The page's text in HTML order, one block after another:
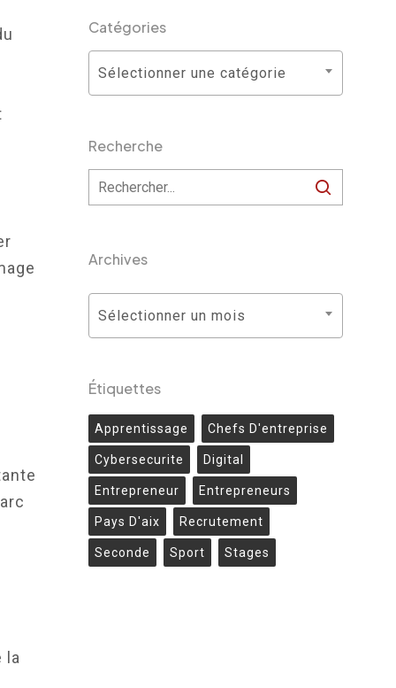
la
Catégories
Catégories
Sélectionner une catégorie
Recherche
Archives
Sélectionner un mois
Étiquettes
Apprentissage Chefs D'entreprise
Cybersecurite Digital
Entrepreneur Entrepreneurs
Pays D'aix Recrutement
Seconde Sport Stages